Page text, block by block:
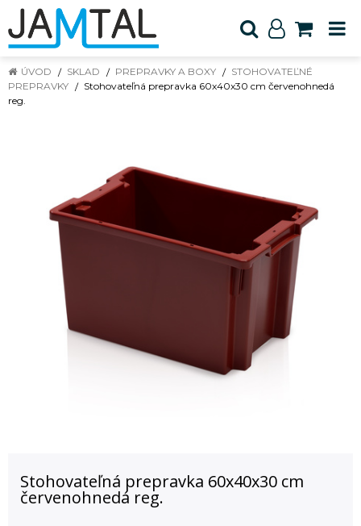
ÚVOD SKLAD PREPRAVKY A BOXY
STOHOVATEĽNÉ
PREPRAVKY
Stohovateľná prepravka 60x40x30 cm červenohnedá
reg.
Stohovateľná prepravka 60x40x30 cm
červenohnedá reg.